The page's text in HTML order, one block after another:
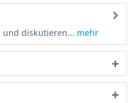
und diskutieren... mehr